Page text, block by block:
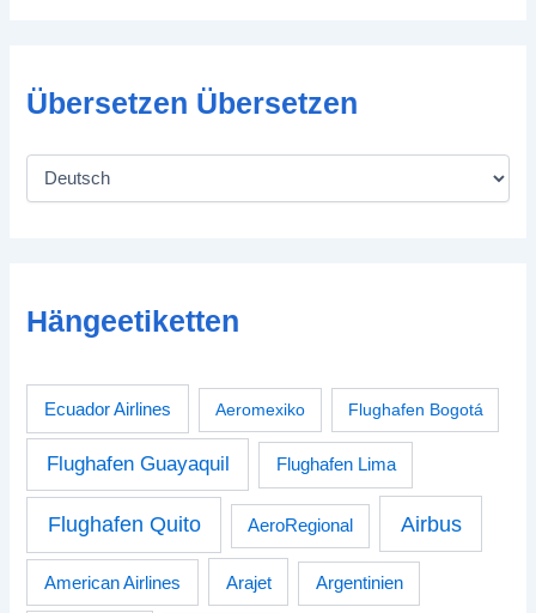
Übersetzen Übersetzen
Hängeetiketten
Ecuador Airlines Aeromexiko Flughafen Bogotá
Flughafen Guayaquil Flughafen Lima
Flughafen Quito AeroRegional Airbus
American Airlines Arajet Argentinien